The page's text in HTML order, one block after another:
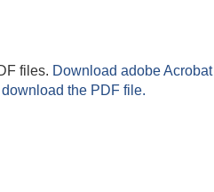
files. Download adobe Acrobat
the PDF file.